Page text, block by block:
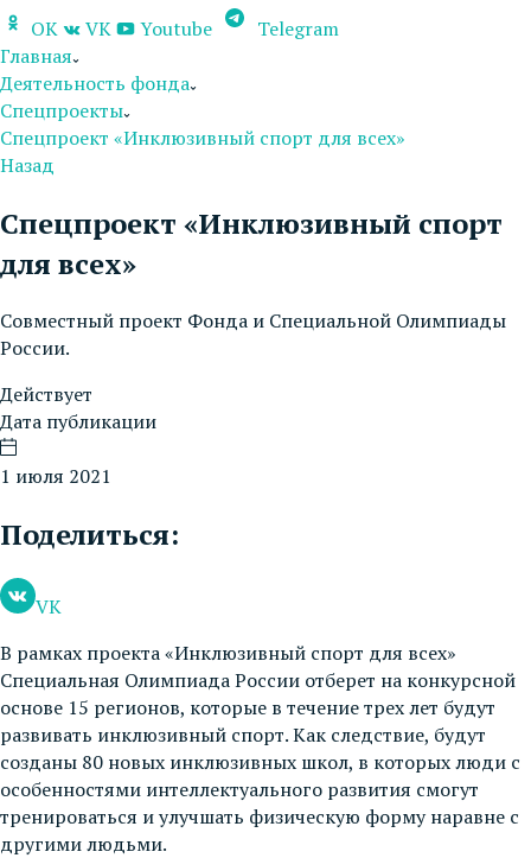
OK
VK Youtube
Telegram
Главная
Деятельность фонда
Спецпроекты
Спецпроект «Инклюзивный спорт для всех»
Назад
Спецпроект «Инклюзивный спорт
для всех»
Совместный проект Фонда и Специальной Олимпиады
России.
Действует
Дата публикации
1 июля 2021
Поделиться:
VK
В рамках проекта «Инклюзивный спорт для всех»
Специальная Олимпиада России отберет на конкурсной
основе 15 регионов, которые в течение трех лет будут
развивать инклюзивный спорт. Как следствие, будут
созданы 80 новых инклюзивных школ, в которых люди с
особенностями интеллектуального развития смогут
тренироваться и улучшать физическую форму наравне с
другими людьми.